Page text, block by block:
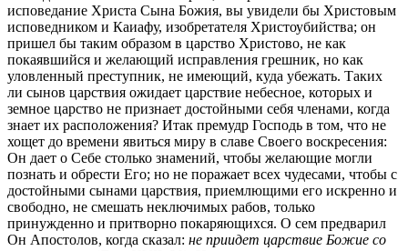
исповедание Христа Сына Божия, вы увидели бы Христовым
исповедником и Каиафу, изобретателя Христоубийства; он
пришел бы таким образом в царство Христово, не как
покаявшийся и желающий исправления грешник, но как
уловленный преступник, не имеющий, куда убежать. Таких
ли сынов царствия ожидает царствие небесное, которых и
земное царство не признает достойными себя членами, когда
знает их расположения? Итак премудр Господь в том, что не
хощет до времени явиться миру в славе Своего воскресения:
Он дает о Себе столько знамений, чтобы желающие могли
познать и обрести Его; но не поражает всех чудесами, чтобы с
достойными сынами царствия, приемлющими его искренно и
свободно, не смешать неключимых рабов, только
принужденно и притворно покаряющихся. О сем предварил
Он Апостолов, когда сказал: не приидет царствие Божие со